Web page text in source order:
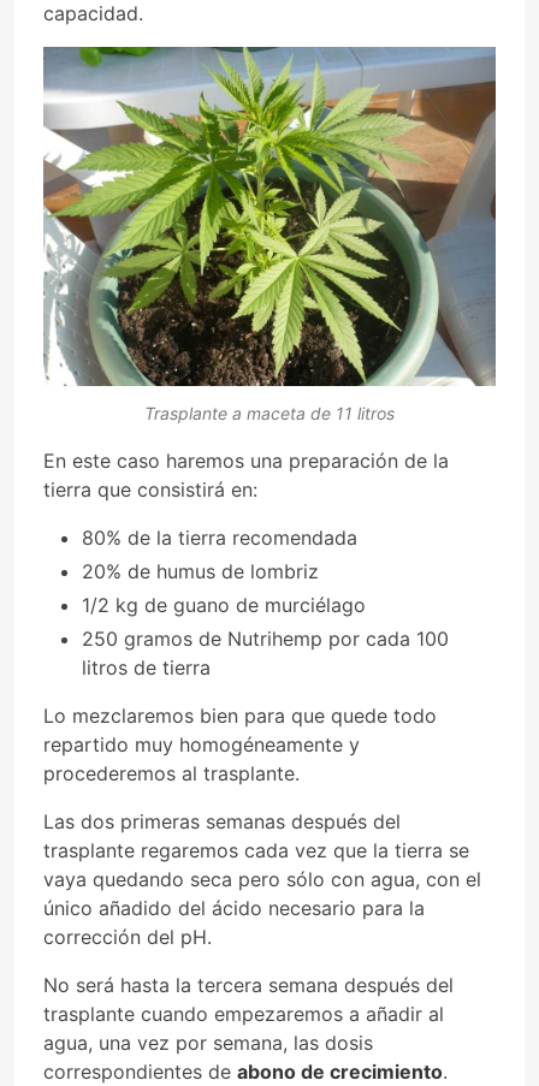
capacidad.
Trasplante a maceta de 11 litros
En este caso haremos una preparación de la
tierra que consistirá en:
80% de la tierra recomendada
20% de humus de lombriz
1/2 kg de guano de murciélago
250 gramos de Nutrihemp por cada 100
litros de tierra
Lo mezclaremos bien para que quede todo
repartido muy homogéneamente y
procederemos al trasplante.
Las dos primeras semanas después del
trasplante regaremos cada vez que la tierra se
vaya quedando seca pero sólo con agua, con el
único añadido del ácido necesario para la
corrección del pH.
No será hasta la tercera semana después del
trasplante cuando empezaremos a añadir al
agua, una vez por semana, las dosis
correspondientes de abono de crecimiento.